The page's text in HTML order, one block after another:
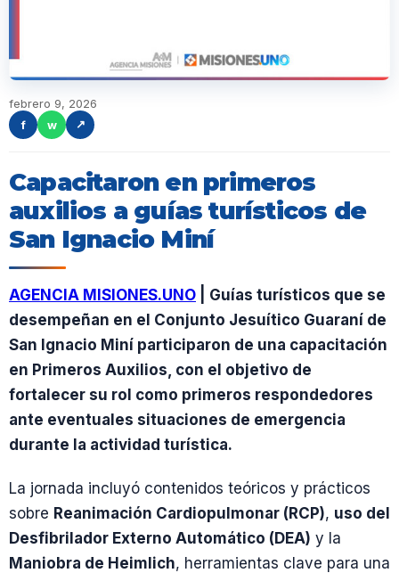
febrero 9, 2026
f
w ↗
Capacitaron en primeros
auxilios a guías turísticos de
San Ignacio Miní
AGENCIA MISIONES.UNO | Guías turísticos que se
desempeñan en el Conjunto Jesuítico Guaraní de
San Ignacio Miní participaron de una capacitación
en Primeros Auxilios, con el objetivo de
fortalecer su rol como primeros respondedores
ante eventuales situaciones de emergencia
durante la actividad turística.
La jornada incluyó contenidos teóricos y prácticos
sobre Reanimación Cardiopulmonar (RCP), uso del
Desfibrilador Externo Automático (DEA) y la
Maniobra de Heimlich, herramientas clave para una